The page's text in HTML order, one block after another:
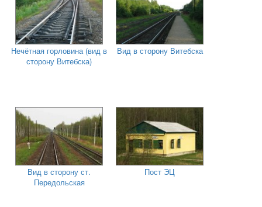
Нечётная горловина (вид в
сторону Витебска)
Вид в сторону Витебска
Вид в сторону ст.
Передольская
Пост ЭЦ